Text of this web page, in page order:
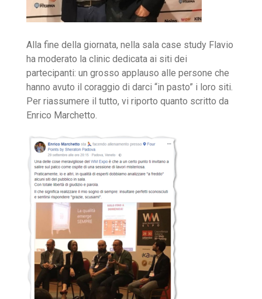
Alla fine della giornata, nella sala case study Flavio
ha moderato la clinic dedicata ai siti dei
partecipanti: un grosso applauso alle persone che
hanno avuto il coraggio di darci “in pasto” i loro siti.
Per riassumere il tutto, vi riporto quanto scritto da
Enrico Marchetto.